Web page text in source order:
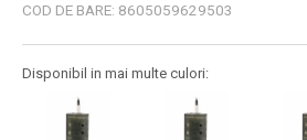
COD DE BARE: 8605059629503
Disponibil in mai multe culori: